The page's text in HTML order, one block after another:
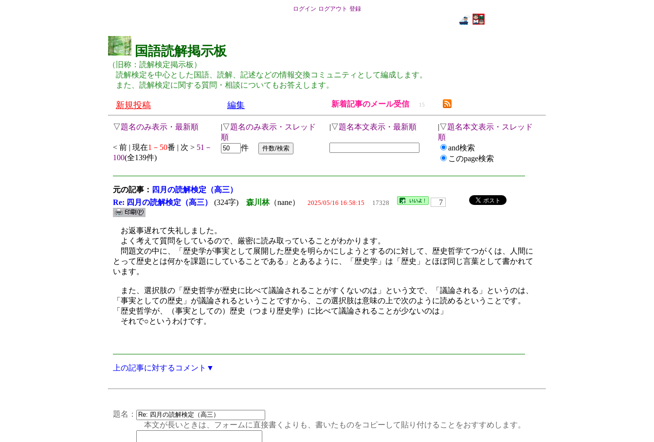
ログイン ログアウト 登録
国語読解掲示板
（旧称：読解検定掲示板）
読解検定を中心とした国語、読解、記述などの情報交換コミュニティとして編成します。
また、読解検定に関する質問・相談についてもお答えします。
新規投稿 編集 新着記事のメール受信 15
▽題名のみ表示・最新順 |▽題名のみ表示・スレッド
順
|▽題名本文表示・最新順 |▽題名本文表示・スレッド
順
< 前 | 現在1－50番 | 次 > 51－
100(全139件)
件
and検索
このpage検索
元の記事： 四月の読解検定（高三）
Re: 四月の読解検定（高三）
(324字) 森川林（nane） 2025/05/16 16:58:15 17328 7
お返事遅れて失礼しました。
よく考えて質問をしているので、厳密に読み取っていることがわかります。
問題文の中に、「歴史学が事実として展開した歴史を明らかにしようとするのに対して、歴史哲学てつがくは、人間に
とって歴史とは何かを課題にしていることである」とあるように、「歴史学」は「歴史」とほぼ同じ言葉として書かれて
います。
また、選択肢の「歴史哲学が歴史に比べて議論されることがすくないのは」という文で、「議論される」というのは、
「事実としての歴史」が議論されるということですから、この選択肢は意味の上で次のように読めるということです。
「歴史哲学が、（事実としての）歴史（つまり歴史学）に比べて議論されることが少ないのは」
それで○というわけです。
上の記事に対するコメント▼
題名：
本文が長いときは、フォームに直接書くよりも、書いたものをコピーして貼り付けることをおすすめします。